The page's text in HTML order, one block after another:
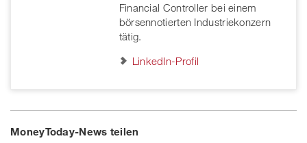
Financial Controller bei einem
börsennotierten Industriekonzern
tätig.
LinkedIn-Profil
MoneyToday-News teilen